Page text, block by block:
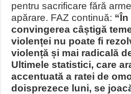
pentru sacrificare fără
apărare. FAZ continuă:
convingerea câștigă
violenței nu poate fi
violență și mai radicală
Ultimele statistici, care
accentuată a ratei de
doisprezece luni, se